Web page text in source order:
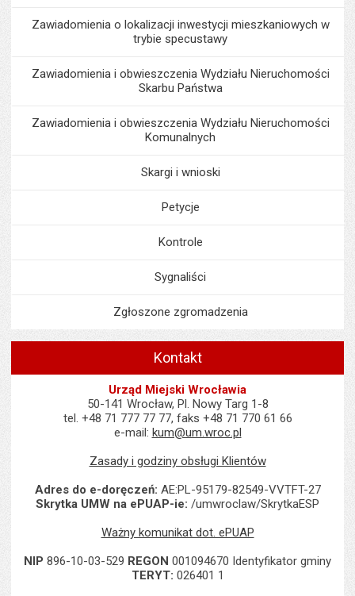
Zawiadomienia o lokalizacji inwestycji mieszkaniowych w
trybie specustawy
Zawiadomienia i obwieszczenia Wydziału Nieruchomości
Skarbu Państwa
Zawiadomienia i obwieszczenia Wydziału Nieruchomości
Komunalnych
Skargi i wnioski
Petycje
Kontrole
Sygnaliści
Zgłoszone zgromadzenia
Kontakt
Urząd Miejski Wrocławia
50-141 Wrocław, Pl. Nowy Targ 1-8
tel. +48 71 777 77 77, faks +48 71 770 61 66
e-mail: kum@um.wroc.pl
Zasady i godziny obsługi Klientów
Adres do e-doręczeń: AE:PL-95179-82549-VVTFT-27
Skrytka UMW na ePUAP-ie: /umwroclaw/SkrytkaESP
Ważny komunikat dot. ePUAP
NIP 896-10-03-529 REGON 001094670 Identyfikator gminy
TERYT: 026401 1